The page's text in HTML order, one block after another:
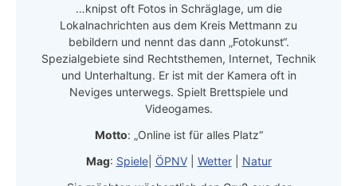
…knipst oft Fotos in Schräglage, um die
Lokalnachrichten aus dem Kreis Mettmann zu
bebildern und nennt das dann „Fotokunst“.
Spezialgebiete sind Rechtsthemen, Internet, Technik
und Unterhaltung. Er ist mit der Kamera oft in
Neviges unterwegs. Spielt Brettspiele und
Videogames.
Motto: „Online ist für alles Platz“
Mag: Spiele| ÖPNV| Wetter| Natur